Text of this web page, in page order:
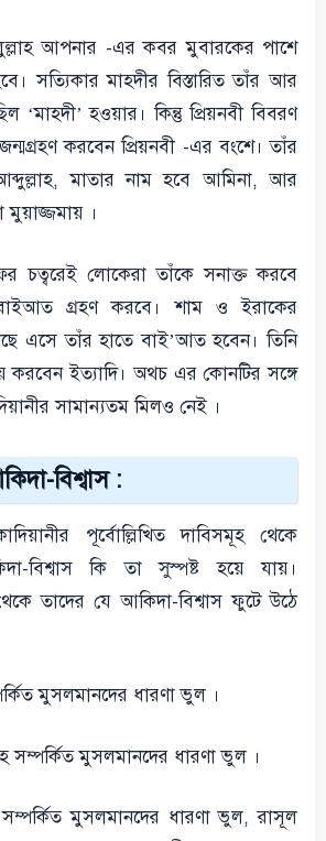
আপনার -এর কবর মুবারকের পাশে
সত্যিকার মাহদীর বিস্তারিত তাঁর আর
‘মাহদী’ হওয়ার। কিন্তু প্রিয়নবী বিবরণ
করবেন প্রিয়নবী -এর বংশে। তাঁর
মাতার নাম হবে আমিনা, আর
মুয়াজ্জমায় ।
চত্বরেই লোকেরা তাঁকে সনাক্ত করবে
গ্রহণ করবে। শাম ও ইরাকের
এসে তাঁর হাতে বাই’আত হবেন। তিনি
করবেন ইত্যাদি। অথচ এর কোনটির সঙ্গে
সামান্যতম মিলও নেই ।
বিশ্বাস :
পূর্বোল্লিখিত দাবিসমূহ থেকে
বিশ্বাস কি তা সুস্পষ্ট হয়ে যায়।
থেকে তাদের যে আকিদা-বিশ্বাস ফুটে উঠে
মুসলমানদের ধারণা ভুল ।
সম্পর্কিত মুসলমানদের ধারণা ভুল ।
মুসলমানদের ধারণা ভুল, রাসূল